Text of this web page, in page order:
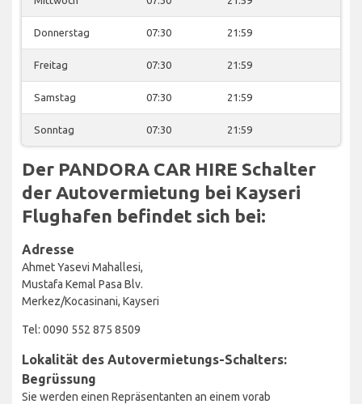
Donnerstag 07:30 21:59
Freitag 07:30 21:59
Samstag 07:30 21:59
Sonntag 07:30 21:59
Der PANDORA CAR HIRE Schalter
der Autovermietung bei Kayseri
Flughafen befindet sich bei:
Adresse
Ahmet Yasevi Mahallesi,
Mustafa Kemal Pasa Blv.
Merkez/Kocasinani, Kayseri
Tel: 0090 552 875 8509
Lokalität des Autovermietungs-Schalters:
Begrüssung
Sie werden einen Repräsentanten an einem vorab